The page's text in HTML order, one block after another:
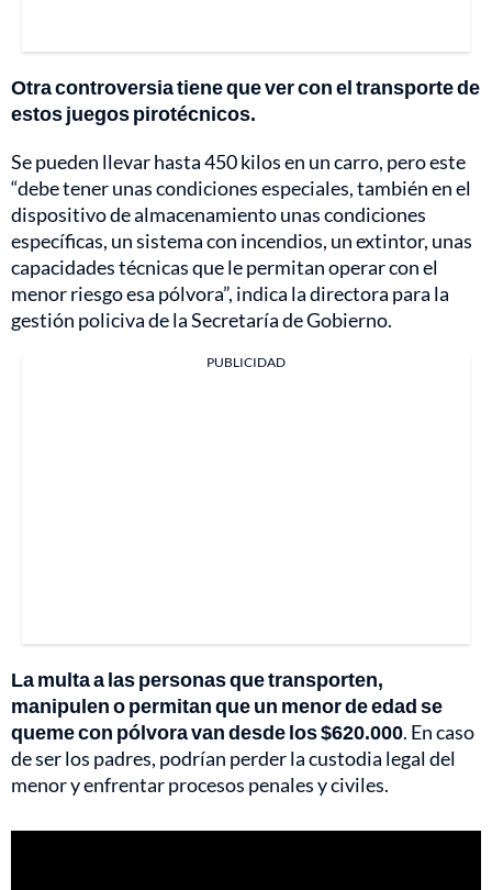
Otra controversia tiene que ver con el transporte de
estos juegos pirotécnicos.
Se pueden llevar hasta 450 kilos en un carro, pero este
“debe tener unas condiciones especiales, también en el
dispositivo de almacenamiento unas condiciones
específicas, un sistema con incendios, un extintor, unas
capacidades técnicas que le permitan operar con el
menor riesgo esa pólvora”, indica la directora para la
gestión policiva de la Secretaría de Gobierno.
PUBLICIDAD
La multa a las personas que transporten,
manipulen o permitan que un menor de edad se
queme con pólvora van desde los $620.000. En caso
de ser los padres, podrían perder la custodia legal del
menor y enfrentar procesos penales y civiles.